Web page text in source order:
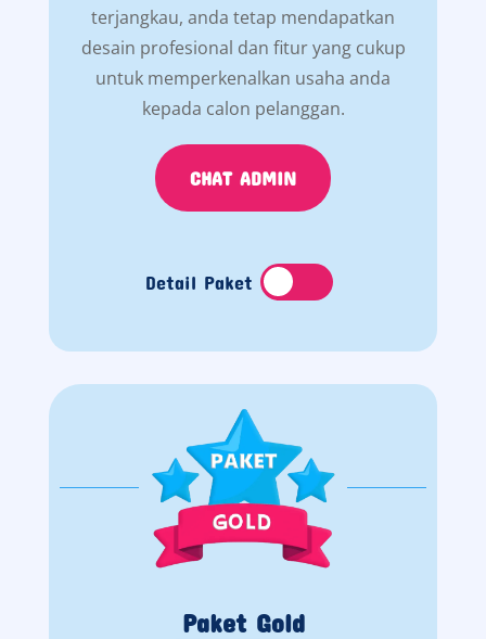
terjangkau, anda tetap mendapatkan
desain profesional dan fitur yang cukup
untuk memperkenalkan usaha anda
kepada calon pelanggan.
CHAT ADMIN
Detail Paket
Paket Gold